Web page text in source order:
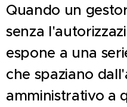
Quando un
senza
espone a una
che spaziano
amministrativo a